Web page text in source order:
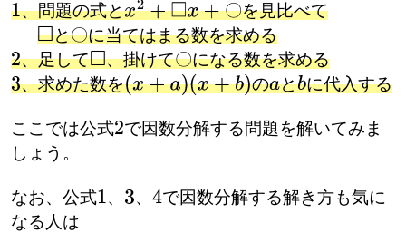
、問題の式と
〇
x2+□x+〇
を見比べて
と〇
〇
に当てはまる数を求める
、足して
□ 、掛けて〇
〇
になる数を求める
、求めた数を
(x+a)(x+b) の
a と
b に代入する
ここでは公式2で因数分解する問題を解いてみま
しょう。
なお、公式1、 3、 4で因数分解する解き方も気に
なる人は